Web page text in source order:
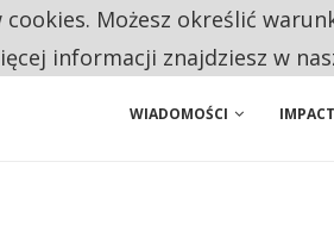
SENIORZY PRZEZNACZAJĄ NA
WIADOMOŚCI IMPACT
Możesz określić
informacji znajdziesz w